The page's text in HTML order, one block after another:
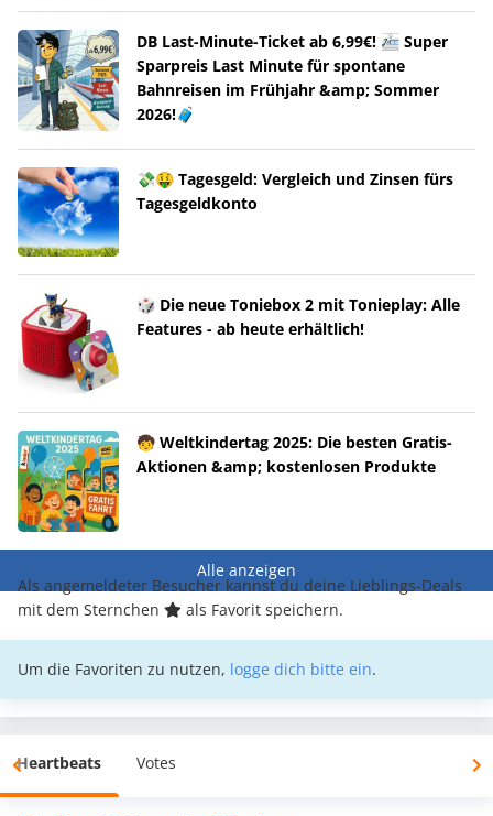
DB Last-Minute-Ticket ab 6,99€! 🚈 Super
Sparpreis Last Minute für spontane
Bahnreisen im Frühjahr &amp; Sommer
2026!🧳
💸🤑 Tagesgeld: Vergleich und Zinsen fürs
Tagesgeldkonto
🎲 Die neue Toniebox 2 mit Tonieplay: Alle
Features - ab heute erhältlich!
🧒 Weltkindertag 2025: Die besten Gratis-
Aktionen &amp; kostenlosen Produkte
Alle anzeigen
Als angemeldeter Besucher kannst du deine Lieblings-Deals
mit dem Sternchen
als Favorit speichern.
Um die Favoriten zu nutzen, logge dich bitte ein.
Heartbeats Votes